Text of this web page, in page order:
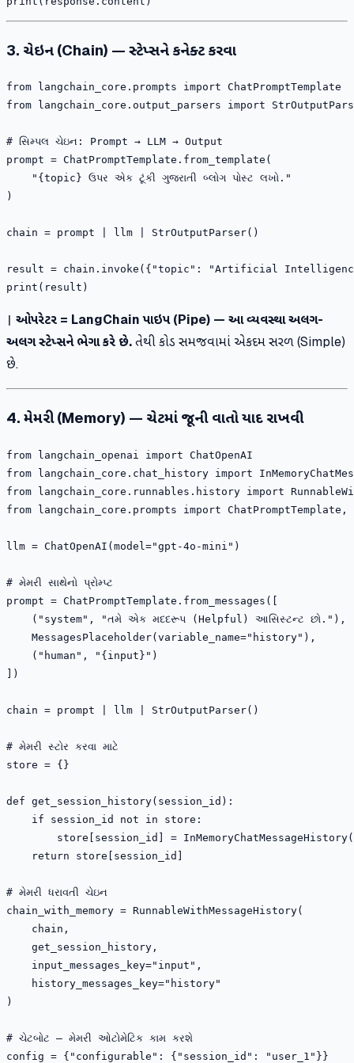
3. ચેઇન (Chain) — સ્ટેપ્સને કનેક્ટ કરવા
from langchain_core.prompts import ChatPromptTemplate
from langchain_core.output_parsers import
# સિમ્પલ ચેઇન: Prompt → LLM → Output
prompt = ChatPromptTemplate.from_template(
    "{topic} ઉપર એક ટૂંકી ગુજરાતી બ્લોગ પોસ્ટ લખો."
)
chain = prompt | llm | StrOutputParser()
result = chain.invoke({"topic": "Artificial
ઓપરેટર = LangChain પાઇપ (Pipe) — આ વ્યવસ્થા અલગ-
અલગ સ્ટેપ્સને ભેગા કરે છે.તેથી કોડ સમજવામાં એકદમ સરળ (Simple)
છે.
4. મેમરી (Memory) — ચેટમાં જૂની વાતો યાદ રાખવી
from langchain_openai import ChatOpenAI
from langchain_core.chat_history import
from langchain_core.runnables.history import
from langchain_core.prompts import ChatPromptTemplate,
llm = ChatOpenAI(model="gpt-4o-mini")
# મેમરી સાથેનો પ્રોમ્પ્ટ
prompt = ChatPromptTemplate.from_messages([
    ("system", "તમે એક મદદરૂપ (Helpful) આસિસ્ટન્ટ છો."),
    MessagesPlaceholder(variable_name="history"),
    ("human", "{input}")
])
chain = prompt | llm | StrOutputParser()
# મેમરી સ્ટોર કરવા માટે
store = {}
def get_session_history(session_id):
    if session_id not in store:
store[session_id] =
    return store[session_id]
# મેમરી ધરાવતી ચેઇન
chain_with_memory = RunnableWithMessageHistory(
    chain,
    get_session_history,
    input_messages_key="input",
    history_messages_key="history"
)
# ચેટબોટ — મેમરી ઓટોમેટિક કામ કરશે
config = {"configurable": {"session_id": "user_1"}}